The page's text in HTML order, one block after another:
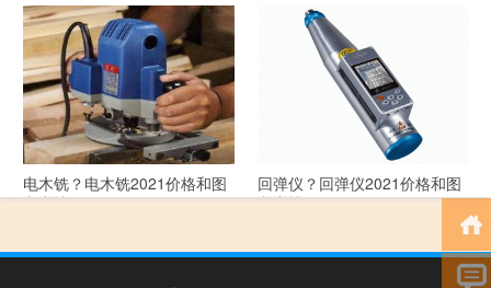
花纹板？花纹板2021价格和图
文详情
排烟阀？排烟阀2021价格和图
电木铣？电木铣2021价格和图
文详情
回弹仪？回弹仪2021价格和图
文详情